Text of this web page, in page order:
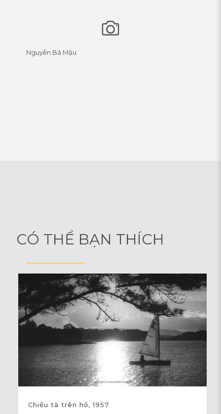
Nguyễn Bá Mậu
CÓ THỂ BẠN THÍCH
Chiều tà trên hồ, 1957